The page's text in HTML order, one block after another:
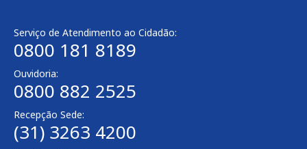
Serviço de Atendimento ao Cidadão:
0800 181 8189
Ouvidoria:
0800 882 2525
Recepção Sede:
(31) 3263 4200